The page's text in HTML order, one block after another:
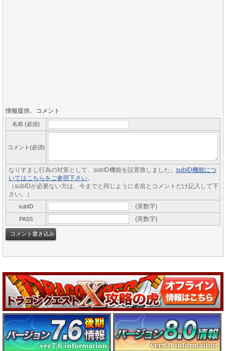
情報提供、コメント
名前 (必須)
コメント(必須)
なりすまし行為の対策として、subID機能を設置致しました。 subID機能につ
いてはこちらをご参照下さい。
（subIDが必要ない方は、今までと同じように名前とコメントだけ記入して下
さい。）
subID (英数字)
PASS (英数字)